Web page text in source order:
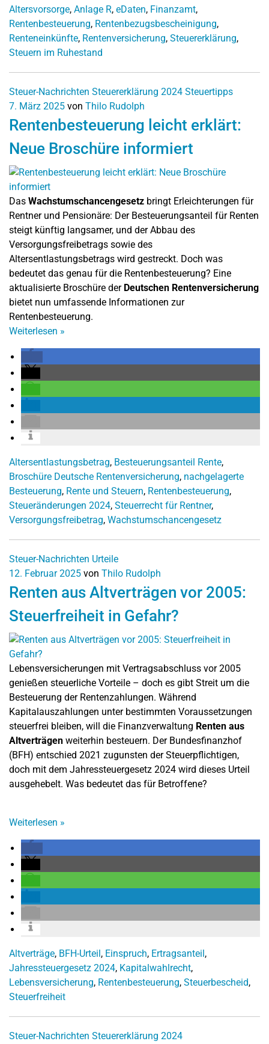
Altersvorsorge, Anlage R, eDaten, Finanzamt,
Rentenbesteuerung, Rentenbezugsbescheinigung,
Renteneinkünfte, Rentenversicherung, Steuererklärung,
Steuern im Ruhestand
Steuer-Nachrichten Steuererklärung 2024 Steuertipps
7. März 2025 von Thilo Rudolph
Rentenbesteuerung leicht erklärt:
Neue Broschüre informiert
Das Wachstumschancengesetz bringt Erleichterungen für
Rentner und Pensionäre: Der Besteuerungsanteil für Renten
steigt künftig langsamer, und der Abbau des
Versorgungsfreibetrags sowie des
Altersentlastungsbetrags wird gestreckt. Doch was
bedeutet das genau für die Rentenbesteuerung? Eine
aktualisierte Broschüre der Deutschen Rentenversicherung
bietet nun umfassende Informationen zur
Rentenbesteuerung.
Weiterlesen »
Altersentlastungsbetrag, Besteuerungsanteil Rente,
Broschüre Deutsche Rentenversicherung, nachgelagerte
Besteuerung, Rente und Steuern, Rentenbesteuerung,
Steueränderungen 2024, Steuerrecht für Rentner,
Versorgungsfreibetrag, Wachstumschancengesetz
Steuer-Nachrichten Urteile
12. Februar 2025 von Thilo Rudolph
Renten aus Altverträgen vor 2005:
Steuerfreiheit in Gefahr?
Lebensversicherungen mit Vertragsabschluss vor 2005
genießen steuerliche Vorteile – doch es gibt Streit um die
Besteuerung der Rentenzahlungen. Während
Kapitalauszahlungen unter bestimmten Voraussetzungen
steuerfrei bleiben, will die Finanzverwaltung Renten aus
Altverträgen weiterhin besteuern. Der Bundesfinanzhof
(BFH) entschied 2021 zugunsten der Steuerpflichtigen,
doch mit dem Jahressteuergesetz 2024 wird dieses Urteil
ausgehebelt. Was bedeutet das für Betroffene?
Weiterlesen »
Altverträge, BFH-Urteil , Einspruch, Ertragsanteil ,
Jahressteuergesetz 2024, Kapitalwahlrecht,
Lebensversicherung, Rentenbesteuerung, Steuerbescheid,
Steuerfreiheit
Steuer-Nachrichten Steuererklärung 2024